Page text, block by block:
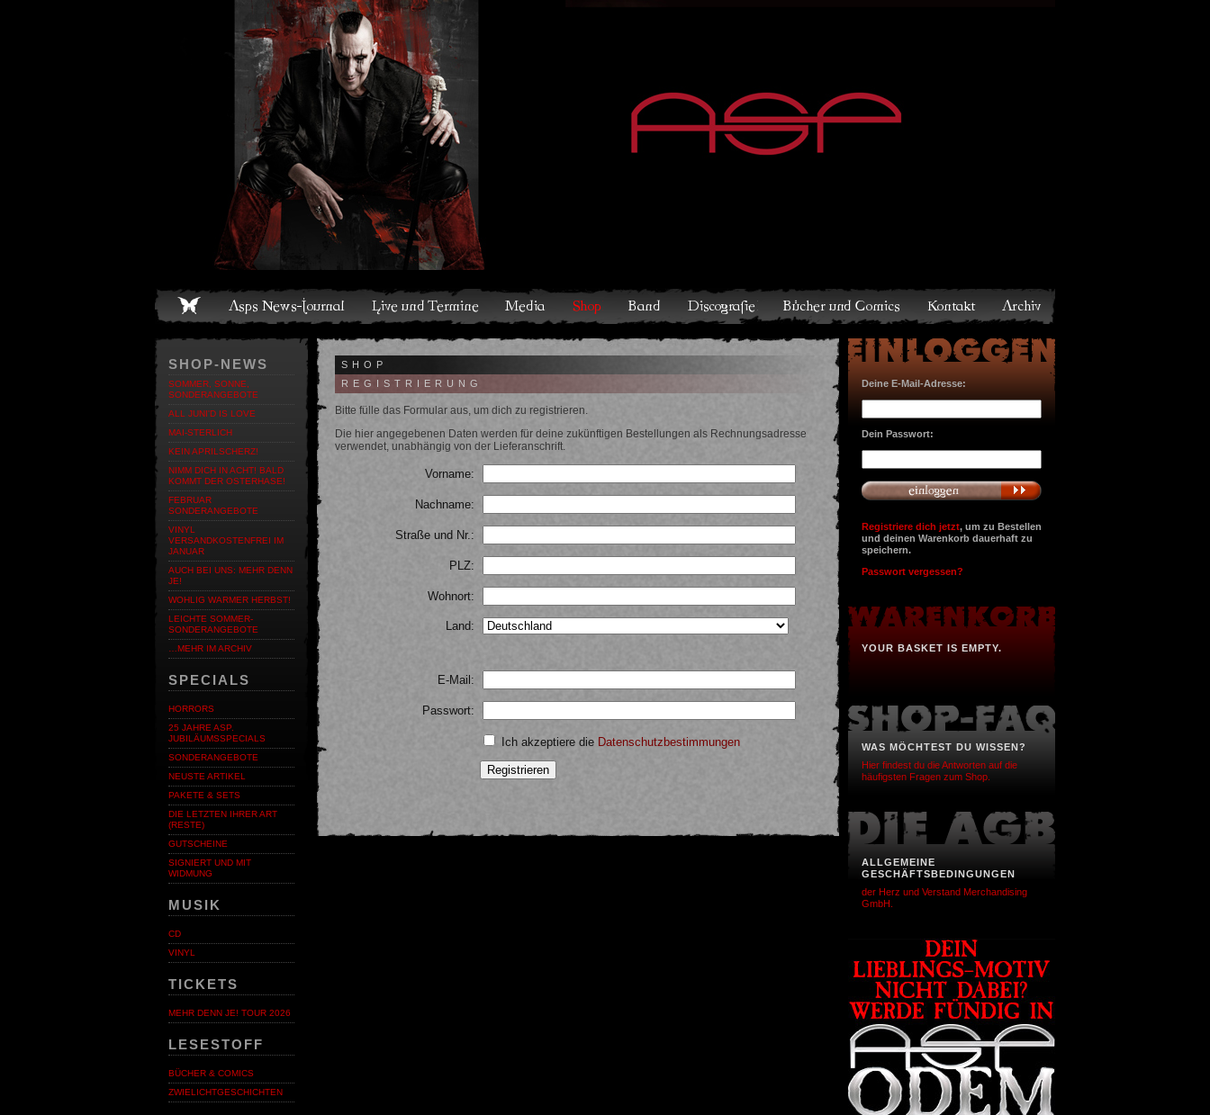
Live und Termine Media Shop Band Discografie Bücher und Comics Kontakt Archiv
SHOP-NEWS
SOMMER, SONNE,
SONDERANGEBOTE
ALL JUNI'D IS LOVE
MAI-STERLICH
KEIN APRILSCHERZ!
NIMM DICH IN ACHT! BALD
KOMMT DER OSTERHASE!
FEBRUAR
SONDERANGEBOTE
VINYL
VERSANDKOSTENFREI IM
JANUAR
AUCH BEI UNS: MEHR DENN
JE!
WOHLIG WARMER HERBST!
LEICHTE SOMMER-
SONDERANGEBOTE
…MEHR IM ARCHIV
SPECIALS
HORRORS
25 JAHRE ASP.
JUBILÄUMSSPECIALS
SONDERANGEBOTE
NEUSTE ARTIKEL
PAKETE & SETS
DIE LETZTEN IHRER ART
(RESTE)
GUTSCHEINE
SIGNIERT UND MIT
WIDMUNG
MUSIK
CD
VINYL
TICKETS
MEHR DENN JE! TOUR 2026
LESESTOFF
BÜCHER & COMICS
ZWIELICHTGESCHICHTEN
Deine E-Mail-Adresse:
Dein Passwort:
Registriere dich jetzt, um zu Bestellen
und deinen Warenkorb dauerhaft zu
speichern.
Passwort vergessen?
YOUR BASKET IS EMPTY.
WAS MÖCHTEST DU WISSEN?
Hier findest du die Antworten auf die
häufigsten Fragen zum Shop.
ALLGEMEINE
GESCHÄFTSBEDINGUNGEN
der Herz und Verstand Merchandising
GmbH.
SHOP
REGISTRIERUNG
Bitte fülle das Formular aus, um dich zu registrieren.
Die hier angegebenen Daten werden für deine zukünftigen Bestellungen als Rechnungsadresse
verwendet, unabhängig von der Lieferanschrift.
Vorname:
Nachname:
Straße und Nr.:
PLZ:
Wohnort:
Land:
E-Mail:
Passwort:
Ich akzeptiere die Datenschutzbestimmungen
Registrieren